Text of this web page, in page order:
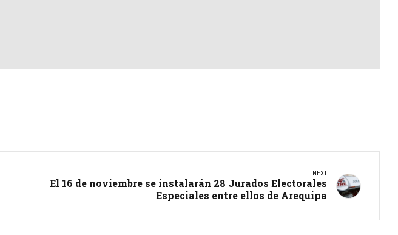
NEXT
El 16 de noviembre se instalarán 28 Jurados Electorales
Especiales entre ellos de Arequipa